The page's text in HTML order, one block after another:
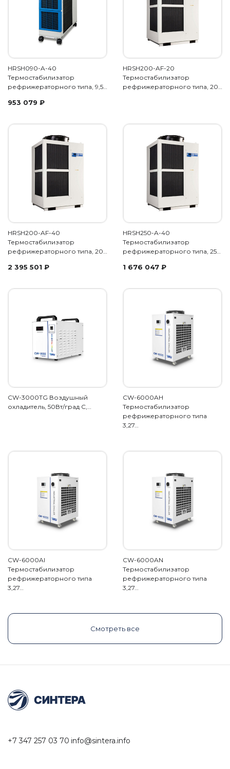
HRSH090-A-40
Термостабилизатор
рефрижераторного типа, 9,5…
953 079 ₽
HRSH200-AF-20
Термостабилизатор
рефрижераторного типа, 20…
HRSH200-AF-40
Термостабилизатор
рефрижераторного типа, 20…
2 395 501 ₽
HRSH250-A-40
Термостабилизатор
рефрижераторного типа, 25…
1 676 047 ₽
CW-3000TG Воздушный
охладитель, 50Вт/град С,…
CW-6000AH
Термостабилизатор
рефрижераторного типа
3,27…
CW-6000AI
Термостабилизатор
рефрижераторного типа
3,27…
CW-6000AN
Термостабилизатор
рефрижераторного типа
3,27…
Смотреть все
+7 347 257 03 70 info@sintera.info